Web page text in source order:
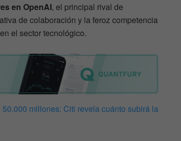
en OpenAI, el principal rival de
de colaboración y la feroz competencia
el sector tecnológico.
millones: Citi revela cuánto subirá la